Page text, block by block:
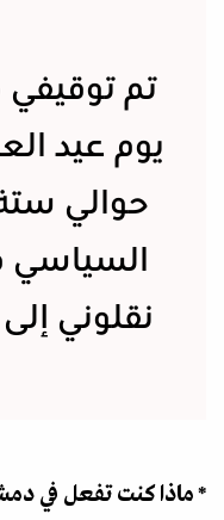
يوم عيد
حوالي
السياسي
نقلوني
* ماذا كنت تفعل في